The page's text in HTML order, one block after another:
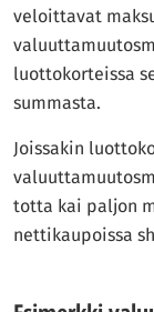
veloittavat
luottokorteissa
summasta.
Joissakin
totta kai paljon
nettikaupoissa